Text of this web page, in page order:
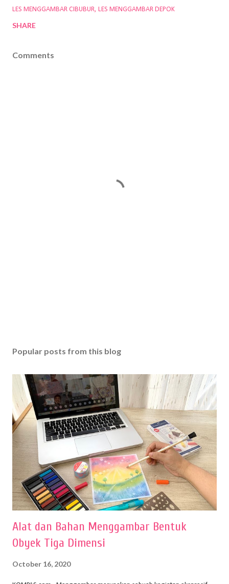
LES MENGGAMBAR CIBUBUR LES MENGGAMBAR DEPOK
SHARE
Comments
Popular posts from this blog
Alat dan Bahan Menggambar Bentuk
Obyek Tiga Dimensi
October 16, 2020